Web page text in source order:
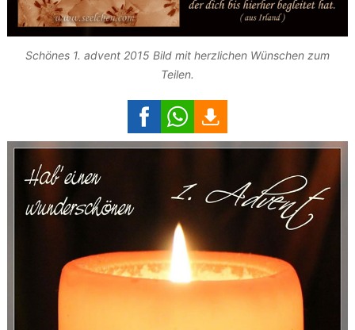
Schönes 1. advent 2015 Bild mit herzlichen Wünschen zum
Teilen.